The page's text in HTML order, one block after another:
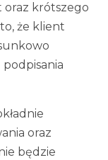
oraz krótszego
że klient
oraz
będzie